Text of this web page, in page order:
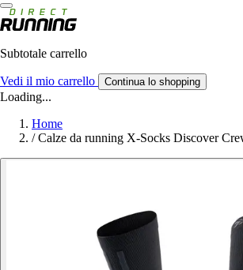
Subtotale carrello
Vedi il mio carrello Continua lo shopping
Loading...
Home
/ Calze da running X-Socks Discover